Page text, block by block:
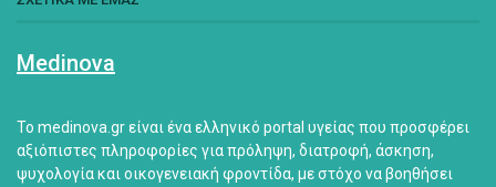
Medinova
Το medinova.gr είναι ένα ελληνικό portal υγείας που προσφέρει
αξιόπιστες πληροφορίες για πρόληψη, διατροφή, άσκηση,
ψυχολογία και οικογενειακή φροντίδα, με στόχο να βοηθήσει